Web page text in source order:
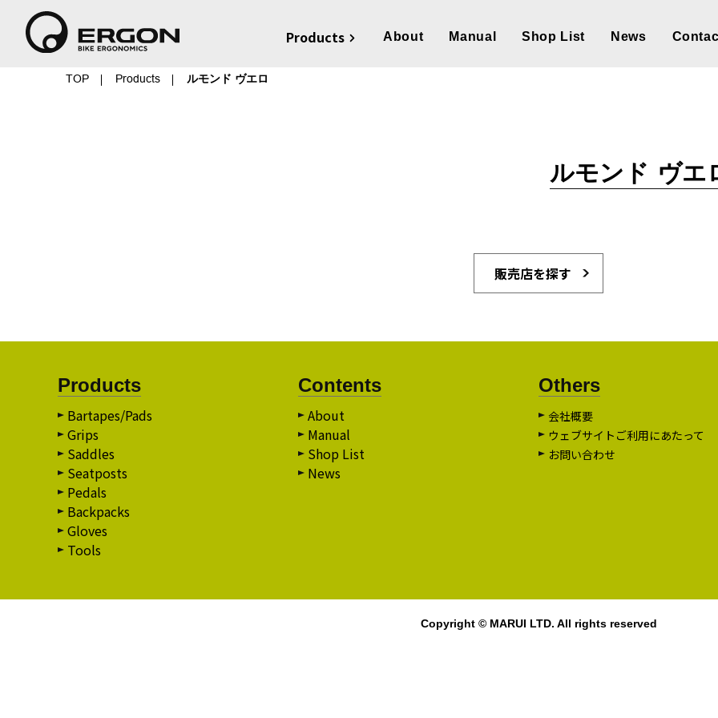
Products About Manual Shop List News
TOP Products ルモンド ヴエロ
ルモンド ヴエ
販売店を探す
Products
Bartapes/Pads
Grips
Saddles
Seatposts
Pedals
Backpacks
Gloves
Tools
Contents
About
Manual
Shop List
News
Others
会社概要
ウェブサイトご利用にあたって
お問い合わせ
Copyright © MARUI LTD. All rights reserved